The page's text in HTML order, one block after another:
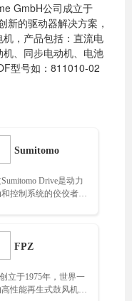
GmbH公司成立于
新的驱动器解决方案，
，产品包括：直流电
、同步电动机、电池
型号如：811010-02
Sumitomo
Drive是动力
控制系统的佼佼者，
FPZ
立于1975年，世界一
性能再生式鼓风机制